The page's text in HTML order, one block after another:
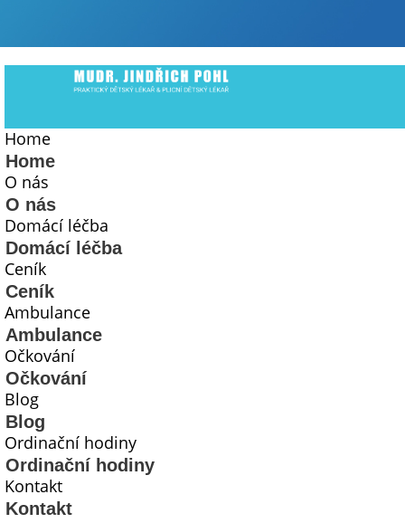
Home
Home
O nás
O nás
Domácí léčba
Domácí léčba
Ceník
Ceník
Ambulance
Ambulance
Očkování
Očkování
Blog
Blog
Ordinační hodiny
Ordinační hodiny
Kontakt
Kontakt